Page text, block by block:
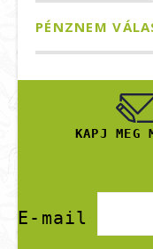
PÉNZNEM
KAPJ MEG
E-mail